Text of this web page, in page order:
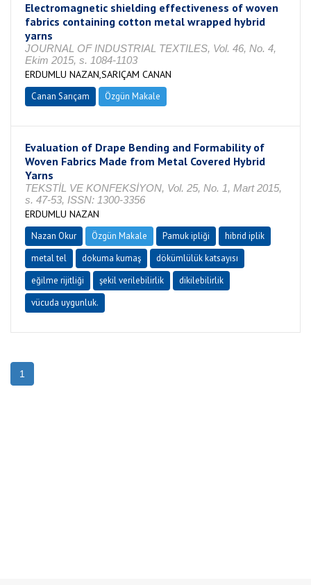
Electromagnetic shielding effectiveness of woven
fabrics containing cotton metal wrapped hybrid
yarns
JOURNAL OF INDUSTRIAL TEXTILES, Vol. 46, No. 4,
Ekim 2015, s. 1084-1103
ERDUMLU NAZAN,SARIÇAM CANAN
Canan Sarıçam Özgün Makale
Evaluation of Drape Bending and Formability of
Woven Fabrics Made from Metal Covered Hybrid
Yarns
TEKSTİL VE KONFEKSİYON, Vol. 25, No. 1, Mart 2015,
s. 47-53, ISSN: 1300-3356
ERDUMLU NAZAN
Nazan Okur Özgün Makale Pamuk ipliği
hibrid iplik
metal tel
dokuma kumaş
dökümlülük katsayısı
eğilme rijitliği
şekil verilebilirlik
dikilebilirlik
vücuda uygunluk.
1